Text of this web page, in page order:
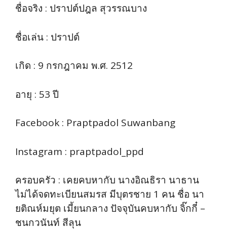
ชื่อจริง : ปราปต์ปฎล สุวรรณบาง
ชื่อเล่น : ปราปต์
เกิด : 9 กรกฎาคม พ.ศ. 2512
อายุ : 53 ปี
Facebook : Praptpadol Suwanbang
Instagram : praptpadol_ppd
ครอบครัว : เคยคบหากับ นางอิณธิรา นาธาน
ไม่ได้จดทะเบียนสมรส มีบุตรชาย 1 คน ชื่อ นา
ยติณห์มยุต เมี้ยนกลาง ปัจจุบันคบหากับ จิ๊กกี๋ –
ชนกวนันท์ สีลุน